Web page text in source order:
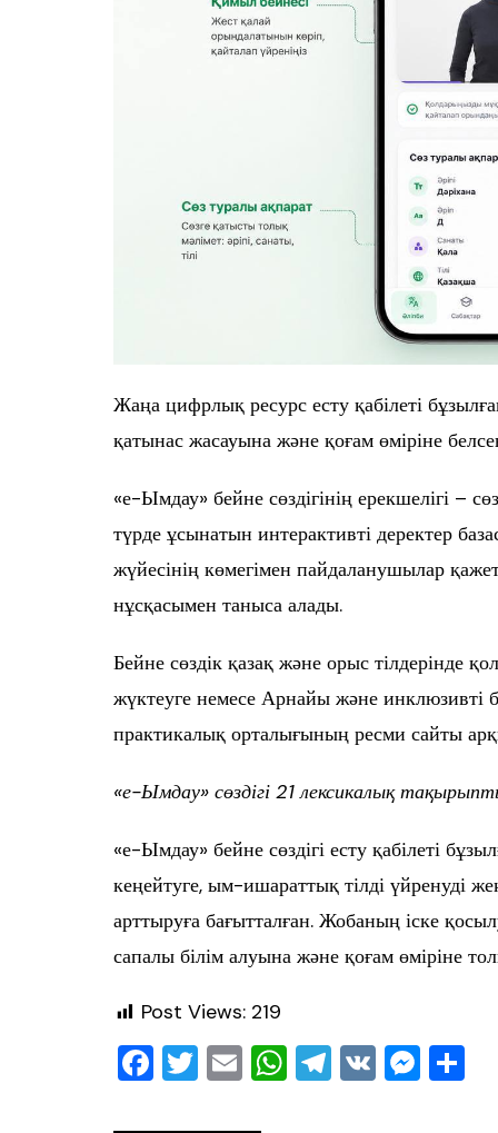
Жаңа цифрлық ресурс есту қабілеті
қатынас жасауына және қоғам өміріне
«е-Ымдау» бейне сөздігінің ерекшелігі –
түрде ұсынатын интерактивті деректер
жүйесінің көмегімен пайдаланушылар
нұсқасымен таныса алады.
Бейне сөздік қазақ және орыс
жүктеуге немесе Арнайы және инклюзивті
практикалық орталығының ресми сайты
«е-Ымдау» сөздігі 21 лексикалық
«е-Ымдау» бейне сөздігі есту қабілеті
кеңейтуге, ым-ишараттық тілді үйренуді
арттыруға бағытталған. Жобаның іске
сапалы білім алуына және қоғам өміріне
Post Views: 219
F T E W T V M